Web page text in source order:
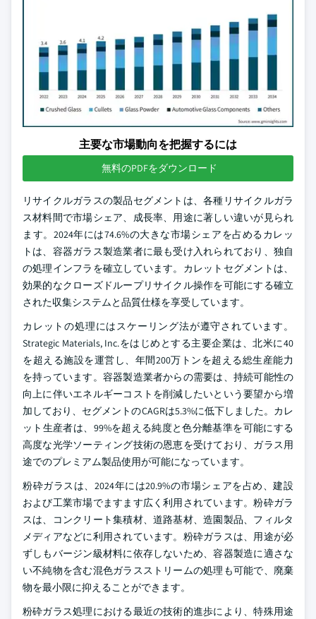
主要な市場動向を把握するには
無料のPDFをダウンロード
リサイクルガラスの製品セグメントは、各種リサイクルガラ
ス材料間で市場シェア、成長率、用途に著しい違いが見られ
ます。2024年には74.6%の大きな市場シェアを占めるカレッ
トは、容器ガラス製造業者に最も受け入れられており、独自
の処理インフラを確立しています。カレットセグメントは、
効果的なクローズドループリサイクル操作を可能にする確立
された収集システムと品質仕様を享受しています。
カレットの処理にはスケーリング法が遵守されています。
Strategic Materials, Inc.をはじめとする主要企業は、北米に40
を超える施設を運営し、年間200万トンを超える総生産能力
を持っています。容器製造業者からの需要は、持続可能性の
向上に伴いエネルギーコストを削減したいという要望から増
加しており、セグメントのCAGRは5.3%に低下しました。カレ
ット生産者は、99%を超える純度と色分離基準を可能にする
高度な光学ソーティング技術の恩恵を受けており、ガラス用
途でのプレミアム製品使用が可能になっています。
粉砕ガラスは、2024年には20.9%の市場シェアを占め、建設
および工業市場でますます広く利用されています。粉砕ガラ
スは、コンクリート集積材、道路基材、造園製品、フィルタ
メディアなどに利用されています。粉砕ガラスは、用途が必
ずしもバージン級材料に依存しないため、容器製造に適さな
い不純物を含む混色ガラスストリームの処理も可能で、廃棄
物を最小限に抑えることができます。
粉砕ガラス処理における最近の技術的進歩により、特殊用途